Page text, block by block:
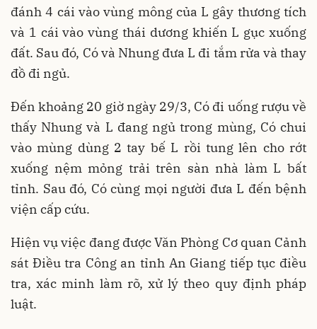
đánh 4 cái vào vùng mông của L gây thương tích
và 1 cái vào vùng thái dương khiến L gục xuống
đất. Sau đó, Có và Nhung đưa L đi tắm rửa và thay
đồ đi ngủ.
Đến khoảng 20 giờ ngày 29/3, Có đi uống rượu về
thấy Nhung và L đang ngủ trong mùng, Có chui
vào mùng dùng 2 tay bế L rồi tung lên cho rớt
xuống nệm mỏng trải trên sàn nhà làm L bất
tỉnh. Sau đó, Có cùng mọi người đưa L đến bệnh
viện cấp cứu.
Hiện vụ việc đang được Văn Phòng Cơ quan Cảnh
sát Điều tra Công an tỉnh An Giang tiếp tục điều
tra, xác minh làm rõ, xử lý theo quy định pháp
luật.